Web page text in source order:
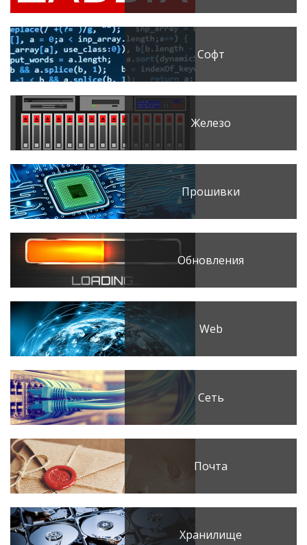
Софт
Железо
Прошивки
Обновления
Web
Сеть
Почта
Хранилище